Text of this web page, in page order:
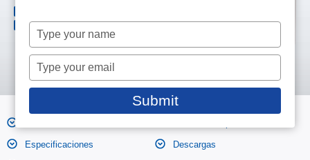
Gas a demanda, asequible y fiable
Especificaciones Descargas
Type
your
name
Type
your
email
Submit